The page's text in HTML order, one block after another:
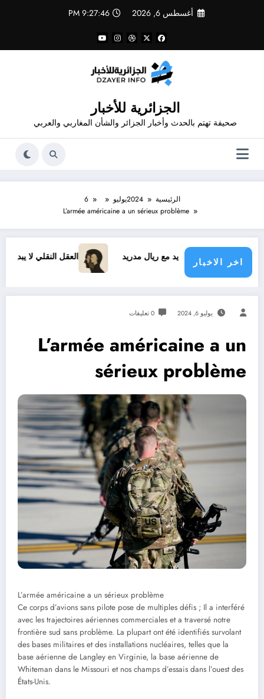
أغسطس 6, 2026 9:27:46 PM
الجزائرية للأخبار
صحيفة تهتم بالحدث وأخبار الجزائر والشأن المغاربي والعربي
الرئيسية 2024يوليو
6
L’armée américaine a un sérieux problème
اخر الاخبار
الجديد مع ريال مدريد العقل النقلي لا يبدع حتى في
يوليو 6, 2024 0 تعليقات
L’armée américaine a un
sérieux problème
L’armée américaine a un sérieux problème
Ce corps d’avions sans pilote pose de multiples défis ; Il a interféré
avec les trajectoires aériennes commerciales et a traversé notre
frontière sud sans problème. La plupart ont été identifiés survolant
des bases militaires et des installations nucléaires, telles que la
base aérienne de Langley en Virginie, la base aérienne de
Whiteman dans le Missouri et nos champs d’essais dans l’ouest des
États-Unis.